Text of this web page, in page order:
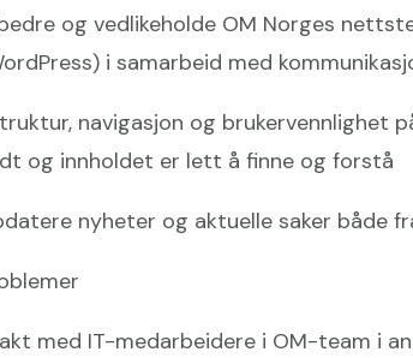
og vedlikeholde OM Norges
i samarbeid med
navigasjon og brukervennlighet
og innholdet er lett å finne og forstå
nyheter og aktuelle saker både
med IT-medarbeidere i OM-team i